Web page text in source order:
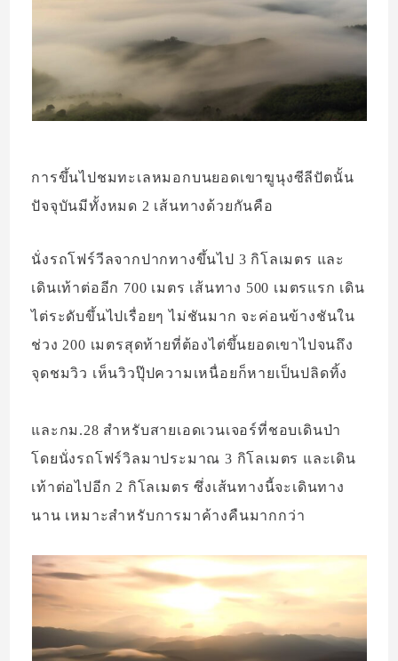
การขึ้นไปชมทะเลหมอกบนยอดเขาฆูนุงซีลีปัตนั้น
ปัจจุบันมีทั้งหมด 2 เส้นทางด้วยกันคือ
นั่งรถโฟร์วีลจากปากทางขึ้นไป 3 กิโลเมตร และ
เดินเท้าต่ออีก 700 เมตร เส้นทาง 500 เมตรแรก เดิน
ไต่ระดับขึ้นไปเรื่อยๆ ไม่ชันมาก จะค่อนข้างชันใน
ช่วง 200 เมตรสุดท้ายที่ต้องไต่ขึ้นยอดเขาไปจนถึง
จุดชมวิว เห็นวิวปุ๊ปความเหนื่อยก็หายเป็นปลิดทิ้ง
และกม.28 สำหรับสายเอดเวนเจอร์ที่ชอบเดินป่า
โดยนั่งรถโฟร์วิลมาประมาณ 3 กิโลเมตร และเดิน
เท้าต่อไปอีก 2 กิโลเมตร ซึ่งเส้นทางนี้จะเดินทาง
นาน เหมาะสำหรับการมาค้างคืนมากกว่า